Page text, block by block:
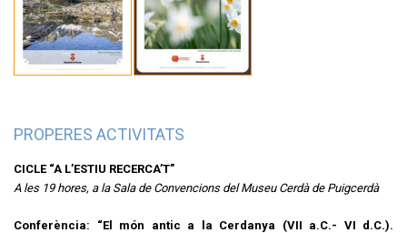
PROPERES ACTIVITATS
CICLE “A L’ESTIU RECERCA’T”
A les 19 hores, a la Sala de Convencions del Museu Cerdà de Puigcerdà
Conferència: “El món antic a la Cerdanya (VII a.C.- VI d.C.).